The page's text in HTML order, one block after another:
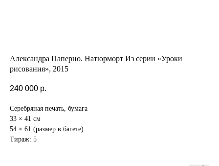
Александра Паперно. Натюрморт Из серии «Уроки
рисования», 2015
240 000 р.
Серебряная печать, бумага
33 × 41 см
54 × 61 (размер в багете)
Тираж: 5